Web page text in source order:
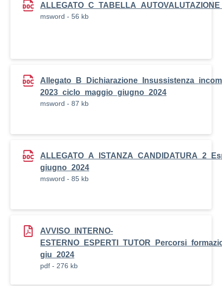
msword - 56 kb
2023_ciclo_maggio_giugno_2024
msword - 87 kb
giugno_2024
msword - 85 kb
AVVISO_INTERNO-
giu_2024
pdf - 276 kb